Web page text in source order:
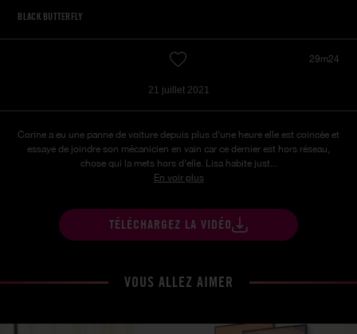
BLACK BUTTERFLY
29m24
21 juillet 2021
Corine a eu une panne de voiture depuis plus d'une heure elle est coincée et
essaye de joindre son mécanicien en vain car ce dernier est hors réseau,
chose qui la mets hors d'elle. Lisa habite just...
En voir plus
TÉLÉCHARGEZ LA VIDÉO
VOUS ALLEZ AIMER